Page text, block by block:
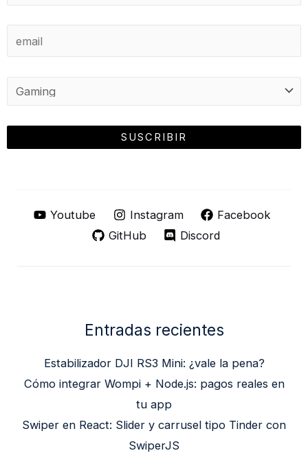
Youtube Instagram
Facebook
GitHub
Discord
Entradas recientes
Estabilizador DJI RS3 Mini: ¿vale la pena?
Cómo integrar Wompi + Node.js: pagos reales en
tu app
Swiper en React: Slider y carrusel tipo Tinder con
SwiperJS